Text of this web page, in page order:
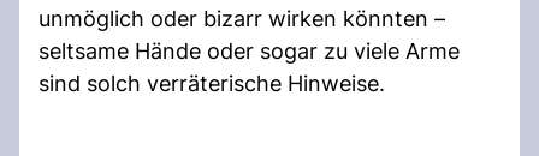
unmöglich oder bizarr wirken könnten –
seltsame Hände oder sogar zu viele Arme
sind solch verräterische Hinweise.